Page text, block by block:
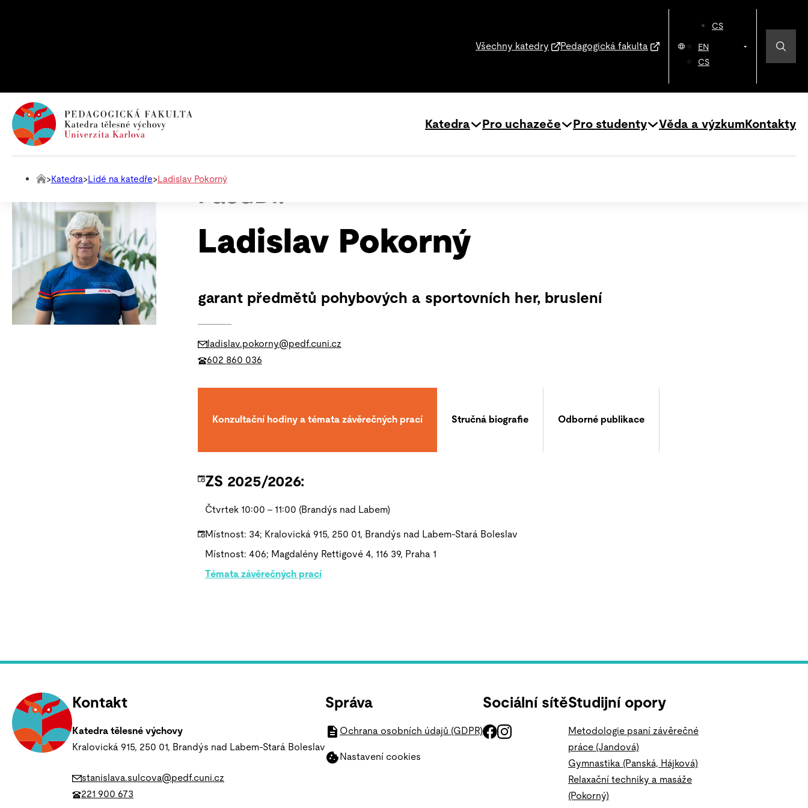
Všechny katedry Pedagogická fakulta
CS
EN
CS
Katedra Pro uchazeče Pro studenty Věda a výzkum Kontakty
> Katedra> Lidé na katedře> Ladislav Pokorný
PaedDr.
Ladislav Pokorný
garant předmětů pohybových a sportovních her, bruslení
ladislav.pokorny@pedf.cuni.cz
602 860 036
Konzultační hodiny a témata závěrečných prací Stručná biografie Odborné publikace
ZS 2025/2026:
Čtvrtek 10:00 – 11:00 (Brandýs nad Labem)
Místnost: 34; Kralovická 915, 250 01, Brandýs nad Labem-Stará Boleslav
Místnost: 406; Magdalény Rettigové 4, 116 39, Praha 1
Témata závěrečných prací
Kontakt
Katedra tělesné výchovy
Kralovická 915, 250 01, Brandýs nad Labem-Stará Boleslav
stanislava.sulcova@pedf.cuni.cz
221 900 673
Správa
Ochrana osobních údajů (GDPR)
Nastavení cookies
Sociální sítěStudijní opory
Metodologie psaní závěrečné
práce (Jandová)
Gymnastika (Panská, Hájková)
Relaxační techniky a masáže
(Pokorný)